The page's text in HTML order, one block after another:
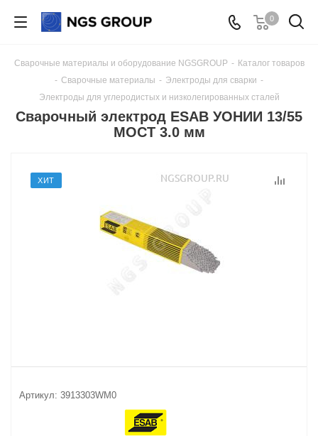
0
Сварочные материалы и оборудование NGSGROUP - Каталог товаров
- Сварочные материалы - Электроды для сварки -
Электроды для углеродистых и низколегированных сталей
Сварочный электрод ESAB УОНИИ 13/55
МОСТ 3.0 мм
ХИТ
Артикул: 3913303WM0